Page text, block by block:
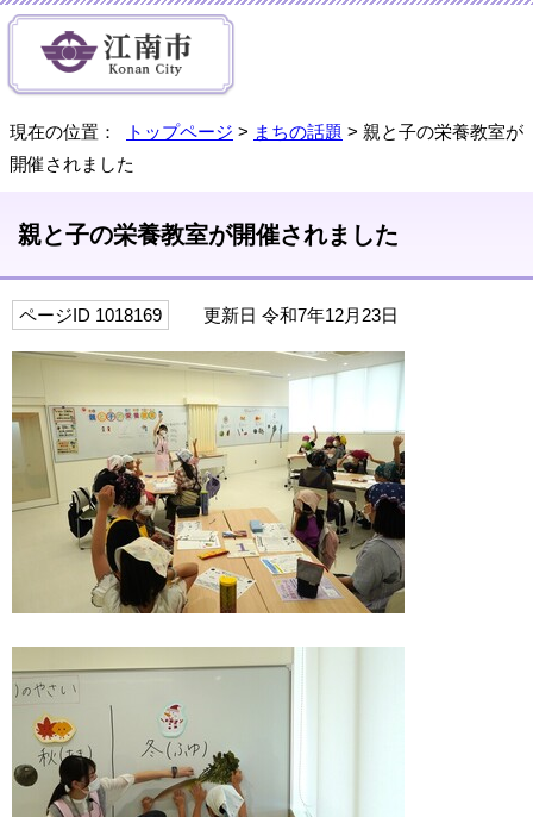
現在の位置： トップページ > まちの話題 > 親と子の栄養教室が
開催されました
親と子の栄養教室が開催されました
ページID 1018169 更新日 令和7年12月23日